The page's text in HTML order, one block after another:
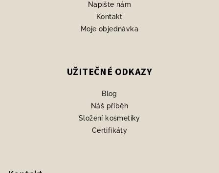
Napište nám
Kontakt
Moje objednávka
UŽITEČNÉ ODKAZY
Blog
Náš příběh
Složení kosmetiky
Certifikáty